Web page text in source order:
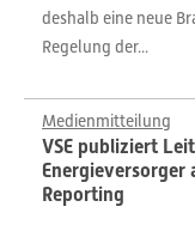
deshalb eine neue
Regelung der...
Medienmitteilung
VSE publiziert
Energieversorger
Reporting